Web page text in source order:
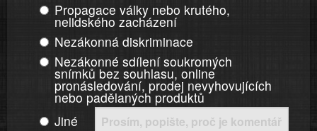
Propagace války nebo krutého,
nelidského zacházení
Nezákonná diskriminace
Nezákonné sdílení soukromých
snímků bez souhlasu, online
pronásledování, prodej nevyhovujících
nebo padělaných produktů
Jiné